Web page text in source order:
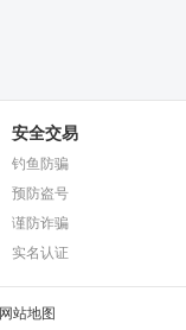
安全交易
钓鱼防骗
预防盗号
谨防诈骗
实名认证
网站地图